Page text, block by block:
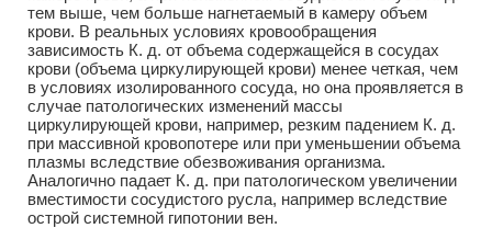
тем выше, чем больше нагнетаемый в камеру объем
крови. В реальных условиях кровообращения
зависимость К. д. от объема содержащейся в сосудах
крови (объема циркулирующей крови) менее четкая, чем
в условиях изолированного сосуда, но она проявляется в
случае патологических изменений массы
циркулирующей крови, например, резким падением К. д.
при массивной кровопотере или при уменьшении объема
плазмы вследствие обезвоживания организма.
Аналогично падает К. д. при патологическом увеличении
вместимости сосудистого русла, например вследствие
острой системной гипотонии вен.